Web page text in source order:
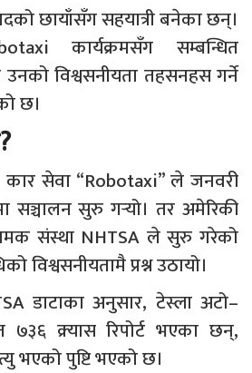
छायाँसँग सहयात्री बनेका छन्।
कार्यक्रमसँग सम्बन्धित
विश्वसनीयता तहसनहस गर्ने
छ।
सेवा “Robotaxi” ले जनवरी
सञ्चालन सुरु गर्‍यो। तर अमेरिकी
संस्था NHTSA ले सुरु गरेको
विश्वसनीयतामै प्रश्न उठायो।
डाटाका अनुसार, टेस्ला अटो–
७३६ क्र्यास रिपोर्ट भएका छन्,
भएको पुष्टि भएको छ।